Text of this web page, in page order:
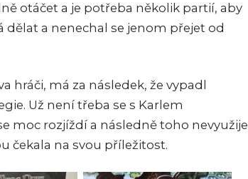
otáčet a je potřeba několik partií, aby
dělat a nenechal se jenom přejet od
hráči, má za následek, že vypadl
Už není třeba se s Karlem
moc rozjíždí a následně toho nevyužije
čekala na svou příležitost.